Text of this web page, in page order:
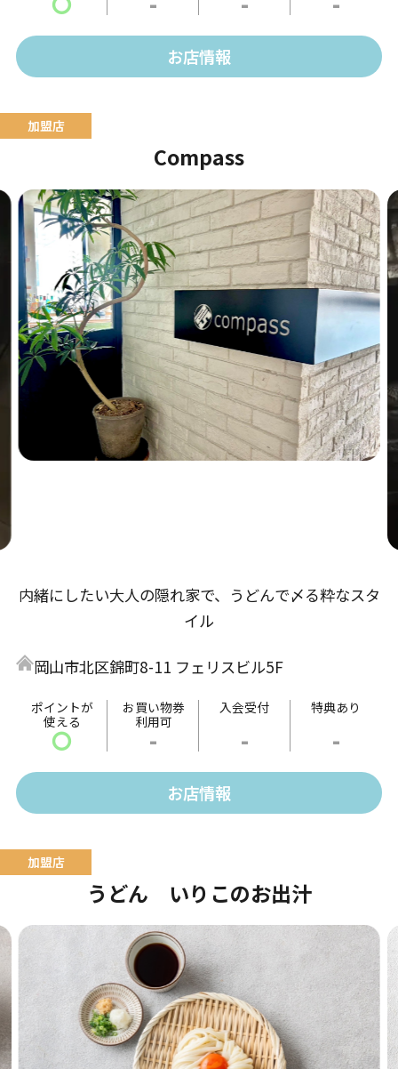
お店情報
Compass
内緒にしたい大人の隠れ家で、うどんで〆る粋なスタ
イル
岡山市北区錦町8-11 フェリスビル5F
ポイントが
使える
〇
お買い物券
利用可
-
入会受付
-
特典あり
-
お店情報
うどん いりこのお出汁